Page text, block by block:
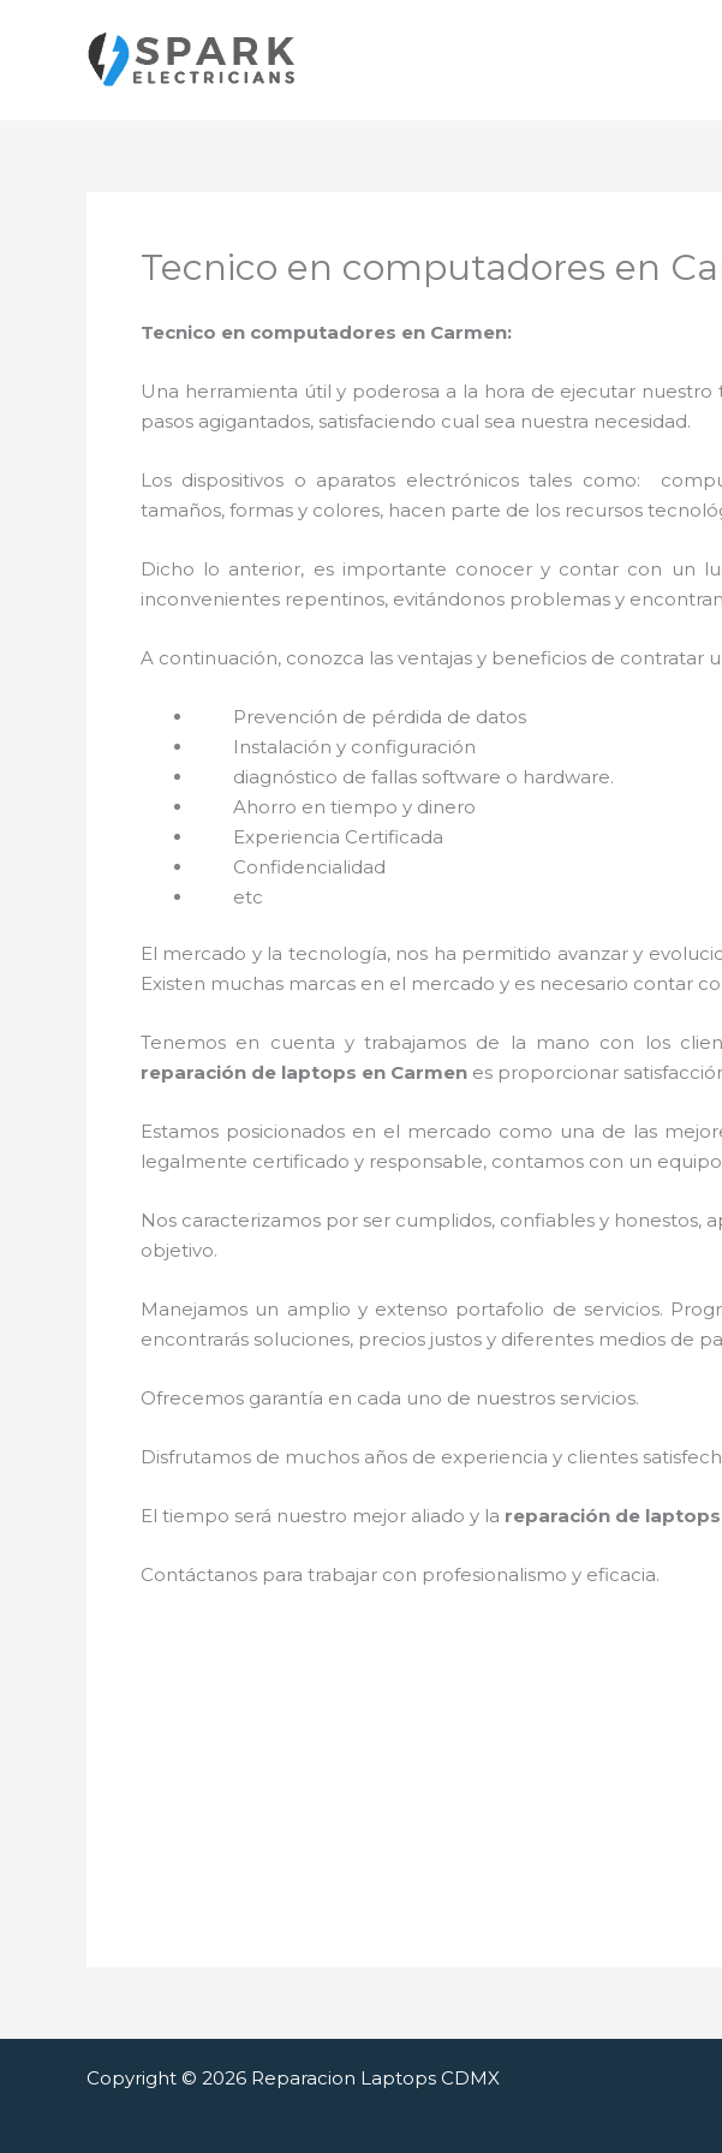
contenido
Tecnico en computadores en
Tecnico en computadores en Carmen:
Una herramienta útil y poderosa a la hora de ejecutar
pasos agigantados, satisfaciendo cual sea nuestra necesidad.
Los dispositivos o aparatos electrónicos tales como:
tamaños, formas y colores, hacen parte de los recursos
Dicho lo anterior, es importante conocer y contar con un
inconvenientes repentinos, evitándonos problemas y
A continuación, conozca las ventajas y beneficios de contratar
Prevención de pérdida de datos
Instalación y configuración
diagnóstico de fallas software o hardware.
Ahorro en tiempo y dinero
Experiencia Certificada
Confidencialidad
etc
El mercado y la tecnología, nos ha permitido avanzar y
Existen muchas marcas en el mercado y es necesario contar
Tenemos en cuenta y trabajamos de la mano con los
reparación de laptops en Carmen es proporcionar
Estamos posicionados en el mercado como una de las
legalmente certificado y responsable, contamos con un
Nos caracterizamos por ser cumplidos, confiables y honestos,
objetivo.
Manejamos un amplio y extenso portafolio de servicios.
encontrarás soluciones, precios justos y diferentes medios de
Ofrecemos garantía en cada uno de nuestros servicios.
Disfrutamos de muchos años de experiencia y clientes
El tiempo será nuestro mejor aliado y la reparación de
Contáctanos para trabajar con profesionalismo y eficacia.
Copyright © 2026 Reparacion Laptops CDMX